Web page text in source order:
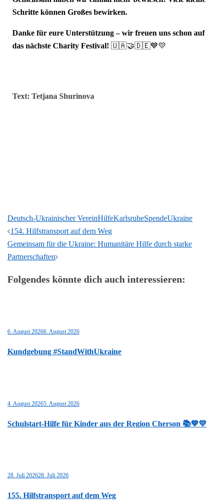
Schritte können Großes bewirken.
Danke für eure Unterstützung – wir freuen uns schon auf
das nächste Charity Festival! 🇺🇦🤝🇩🇪💙💛
Text: Tetjana Shurinova
Deutsch-Ukrainischer VereinHilfeKarlsruheSpendeUkraine
154. Hilfstransport auf dem Weg
Gemeinsam für die Ukraine: Humanitäre Hilfe durch starke
Partnerschaften
Folgendes könnte dich auch interessieren:
6. August 20266. August 2026
Kundgebung #StandWithUkraine
4. August 20265. August 2026
Schulstart-Hilfe für Kinder aus der Region Cherson 📚💙💛
28. Juli 202628. Juli 2026
155. Hilfstransport auf dem Weg